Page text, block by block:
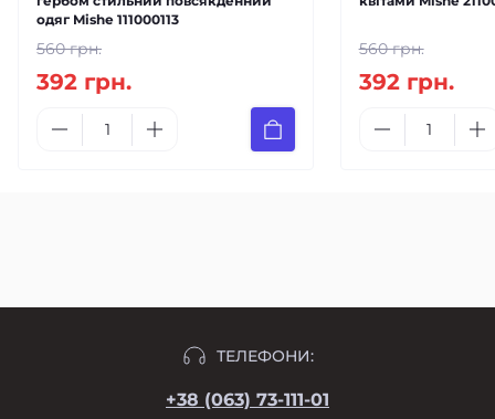
одяг Mishe 111000113
560 грн.
392 грн.
560 грн.
392 грн.
ТЕЛЕФОНИ:
+38 (063) 73-111-01